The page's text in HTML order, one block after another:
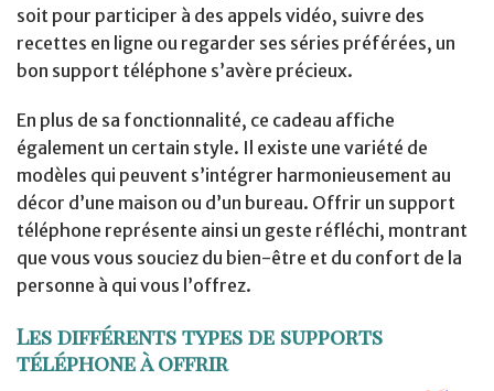
soit pour participer à des appels vidéo, suivre des
recettes en ligne ou regarder ses séries préférées, un
bon support téléphone s’avère précieux.
En plus de sa fonctionnalité, ce cadeau affiche
également un certain style. Il existe une variété de
modèles qui peuvent s’intégrer harmonieusement au
décor d’une maison ou d’un bureau. Offrir un support
téléphone représente ainsi un geste réfléchi, montrant
que vous vous souciez du bien-être et du confort de la
personne à qui vous l’offrez.
Les différents types de supports
téléphone à offrir